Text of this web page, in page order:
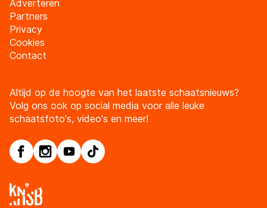
Adverteren
Partners
Privacy
Cookies
Contact
Altijd op de hoogte van het laatste schaatsnieuws?
Volg ons ook op social media voor alle leuke
schaatsfoto's, video's en meer!